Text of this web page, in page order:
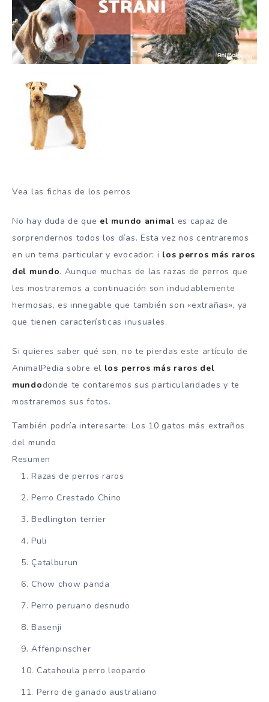
Vea las fichas de los perros
No hay duda de que el mundo animal es capaz de
sorprendernos todos los días. Esta vez nos centraremos
en un tema particular y evocador: i los perros más raros
del mundo. Aunque muchas de las razas de perros que
les mostraremos a continuación son indudablemente
hermosas, es innegable que también son «extrañas», ya
que tienen características inusuales.
Si quieres saber qué son, no te pierdas este artículo de
AnimalPedia sobre el los perros más raros del
mundodonde te contaremos sus particularidades y te
mostraremos sus fotos.
También podría interesarte: Los 10 gatos más extraños
del mundo
Resumen
Razas de perros raros
Perro Crestado Chino
Bedlington terrier
Puli
Çatalburun
Chow chow panda
Perro peruano desnudo
Basenji
Affenpinscher
Catahoula perro leopardo
Perro de ganado australiano